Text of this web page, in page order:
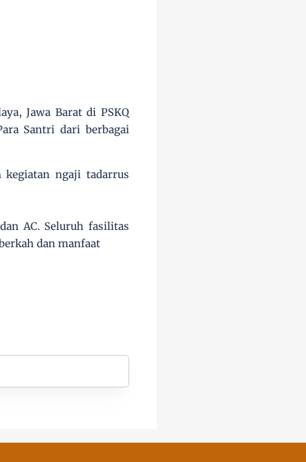
Jawa Barat di PSKQ
Santri dari berbagai
kegiatan ngaji tadarrus
AC. Seluruh fasilitas
dan manfaat